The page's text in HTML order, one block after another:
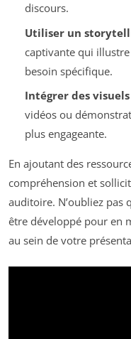
discours.
Utiliser un
captivante qui
besoin spécifique.
Intégrer des visuels
vidéos ou
plus engageante.
En ajoutant des
compréhension et
auditoire. N’oubliez pas
être développé pour en
au sein de votre